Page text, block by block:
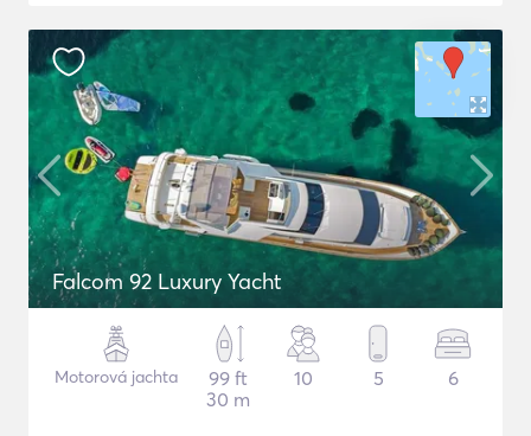
Falcom 92 Luxury Yacht
Motorová jachta
99 ft
30 m
10 5 6